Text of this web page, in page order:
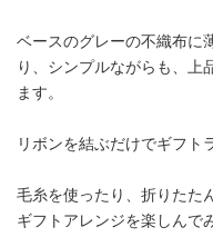
ベースのグレーの不織布に
り、シンプルながらも、上
ます。
リボンを結ぶだけでギフト
毛糸を使ったり、折りたた
ギフトアレンジを楽しんで